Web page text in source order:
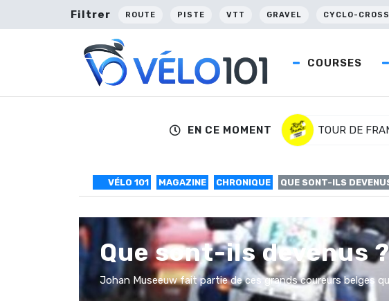
Filtrer ROUTE PISTE VTT GRAVEL CYCLO-CROSS
COURSES
EN CE MOMENT TOUR DE
VÉLO 101 MAGAZINE CHRONIQUE QUE SONT-ILS
Que sont-ils devenus
Johan Museeuw fait partie de ces grands coureurs belges